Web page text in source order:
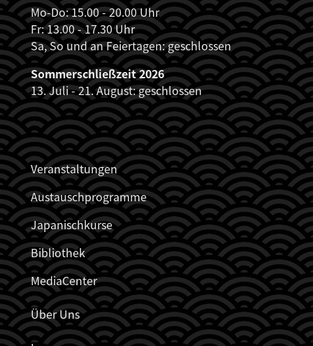
Mo-Do: 15.00 - 20.00 Uhr
Fr: 13.00 - 17.30 Uhr
Sa, So und an Feiertagen: geschlossen
Sommerschließzeit 2026
13. Juli - 21. August: geschlossen
JDZB_FUSSZEILENMENÜ
Veranstaltungen
Austauschprogramme
Japanischkurse
Bibliothek
MediaCenter
Über Uns